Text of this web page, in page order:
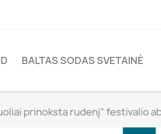
BALTAS SODAS SVETAINĖ
prinoksta rudenį" festivalio